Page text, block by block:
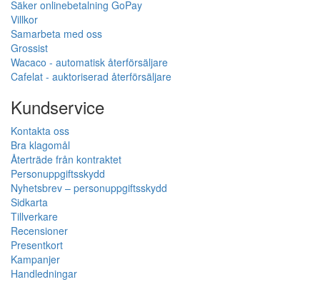
Säker onlinebetalning GoPay
Villkor
Samarbeta med oss
Grossist
Wacaco - automatisk återförsäljare
Cafelat - auktoriserad återförsäljare
Kundservice
Kontakta oss
Bra klagomål
Återträde från kontraktet
Personuppgiftsskydd
Nyhetsbrev – personuppgiftsskydd
Sidkarta
Tillverkare
Recensioner
Presentkort
Kampanjer
Handledningar